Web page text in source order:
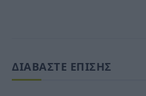
ΔΙΑΒΑΣΤΕ ΕΠΙΣΗΣ